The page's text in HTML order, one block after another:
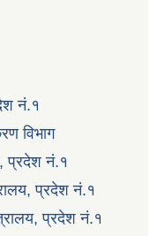
नं.१
विभाग
प्रदेश नं.१
प्रदेश नं.१
प्रदेश नं.१